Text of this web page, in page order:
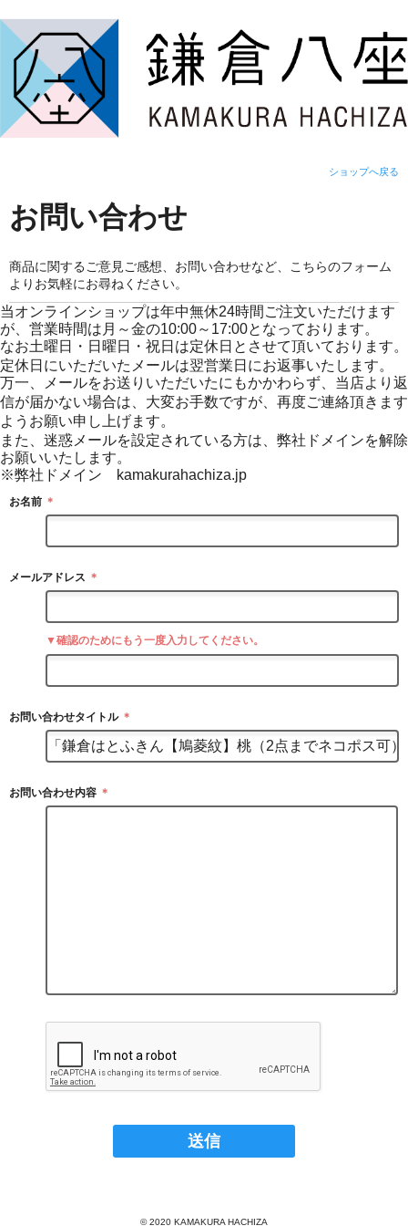
ショップへ戻る
お問い合わせ
商品に関するご意見ご感想、お問い合わせなど、こちらのフォーム
よりお気軽にお尋ねください。
当オンラインショップは年中無休24時間ご注文いただけます
が、営業時間は月～金の10:00～17:00となっております。
なお土曜日・日曜日・祝日は定休日とさせて頂いております。
定休日にいただいたメールは翌営業日にお返事いたします。
万一、メールをお送りいただいたにもかかわらず、当店より返
信が届かない場合は、大変お手数ですが、再度ご連絡頂きます
ようお願い申し上げます。
また、迷惑メールを設定されている方は、弊社ドメインを解除
お願いいたします。
※弊社ドメイン kamakurahachiza.jp
お名前 ＊
メールアドレス ＊
▼確認のためにもう一度入力してください。
お問い合わせタイトル ＊
お問い合わせ内容 ＊
© 2020 KAMAKURA HACHIZA